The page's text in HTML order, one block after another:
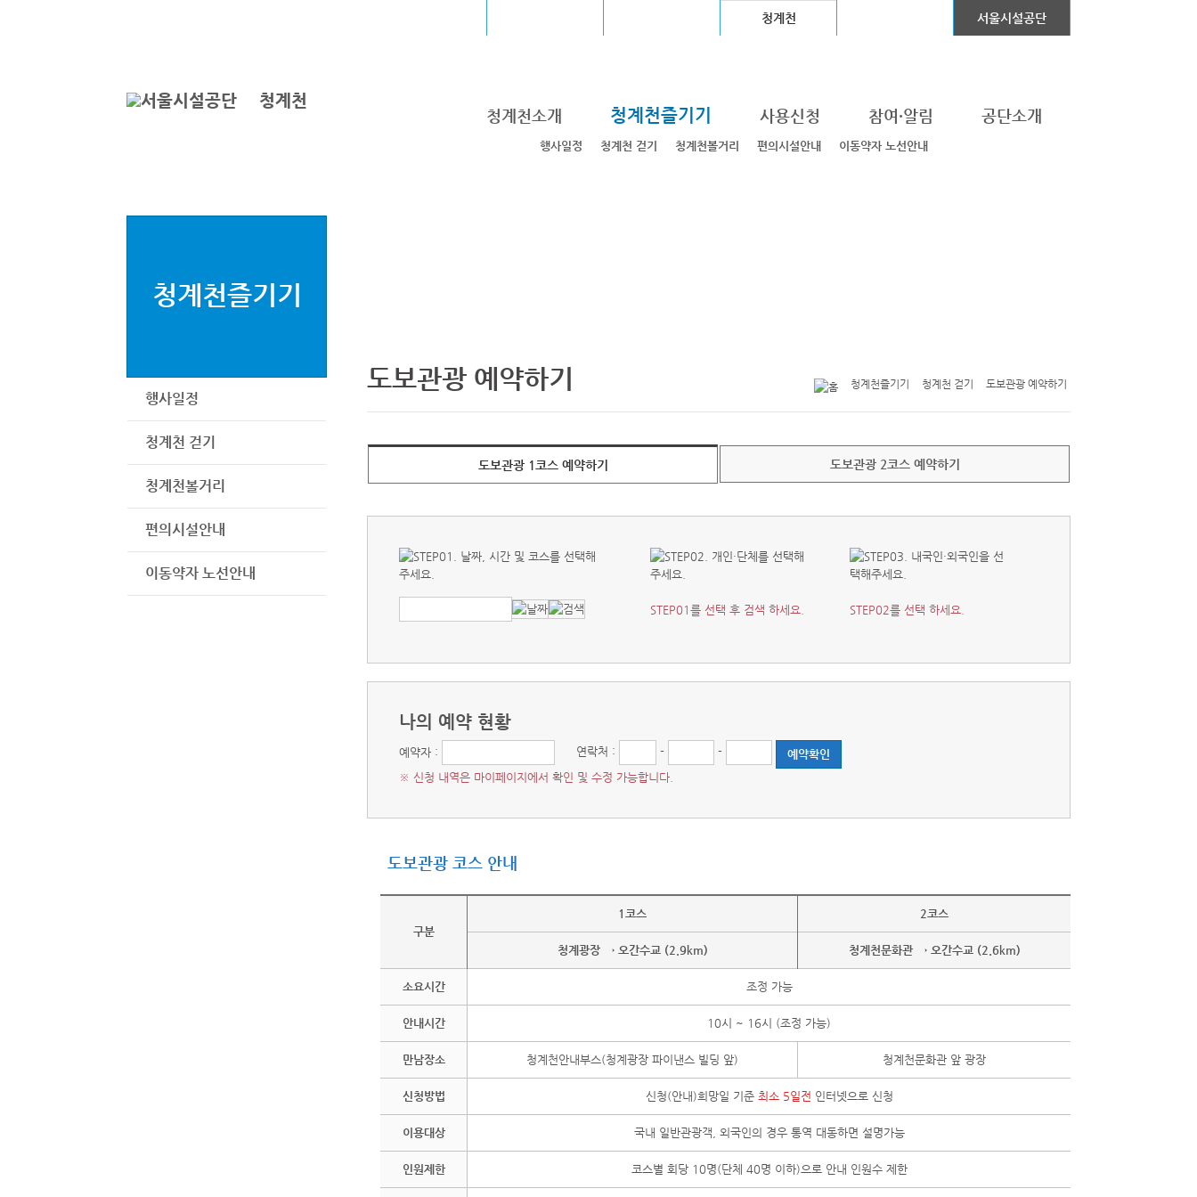
청계천
청계천 서울시설공단
청계천소개 청계천즐기기
행사일정 청계천 걷기 청계천볼거리 편의시설안내 이동약자 노선안내
사용신청 참여·알림 공단소개
청계천즐기기
행사일정
청계천 걷기
청계천볼거리
편의시설안내
이동약자 노선안내
도보관광 예약하기 청계천즐기기 청계천 걷기 도보관광 예약하기
도보관광 1코스 예약하기 도보관광 2코스 예약하기
STEP01를 선택 후 검색 하세요. STEP02를 선택 하세요.
나의 예약 현황
예약자 : 연락처 : -
-
※ 신청 내역은 마이페이지에서 확인 및 수정 가능합니다.
도보관광 코스 안내
구분
1코스 2코스
청계광장 → 오간수교 (2.9km) 청계천문화관 → 오간수교 (2.6km)
소요시간 조정 가능
안내시간 10시 ~ 16시 (조정 가능)
만남장소 청계천안내부스(청계광장 파이낸스 빌딩 앞) 청계천문화관 앞 광장
신청방법 신청(안내)희망일 기준 최소 5일전 인터넷으로 신청
이용대상 국내 일반관광객, 외국인의 경우 통역 대동하면 설명가능
인원제한 코스별 회당 10명(단체 40명 이하)으로 안내 인원수 제한